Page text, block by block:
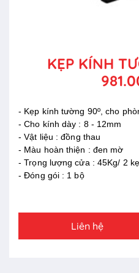
KẸP KÍNH
- Kẹp kính tường 90º, cho
- Cho kính dày : 8 - 12mm
- Vật liệu : đồng thau
- Màu hoàn thiện : đen mờ
- Trọng lượng cửa : 45Kg/ 2
- Đóng gói : 1 bộ
Liên hệ